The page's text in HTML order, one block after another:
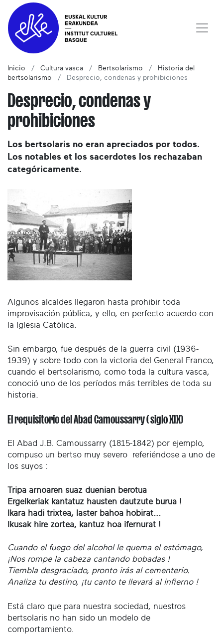
Inicio Cultura vasca Bertsolarismo
Historia del
bertsolarismo
Desprecio, condenas y prohibiciones
Desprecio, condenas y
prohibiciones
Los bertsolaris no eran apreciados por todos.
Los notables et los sacerdotes los rechazaban
categóricamente.
Algunos alcaldes llegaron hasta prohibir toda
improvisación pública, y ello, en perfecto acuerdo con
la Iglesia Católica.
Sin embargo, fue después de la guerra civil (1936-
1939) y sobre todo con la victoria del General Franco,
cuando el bertsolarismo, como toda la cultura vasca,
conoció uno de los períodos más terribles de toda su
historia.
El requisitorio del Abad Camoussarry ( siglo XIX)
El Abad J.B. Camoussarry (1815-1842) por ejemplo,
compuso un bertso muy severo referiéndose a uno de
los suyos :
Tripa arnoaren suaz duenian berotua
Ergelkeriak kantatuz hausten dautzute burua !
Ikara hadi trixtea, laster bahoa hobirat...
Ikusak hire zortea, kantuz hoa ifernurat !
Cuando el fuego del alcohol le quema el estómago,
¡Nos rompe la cabeza cantando bobadas !
Tiembla desgraciado, pronto irás al cementerio.
Analiza tu destino, ¡tu canto te llevará al infierno !
Está claro que para nuestra sociedad, nuestros
bertsolaris no han sido un modelo de
comportamiento.